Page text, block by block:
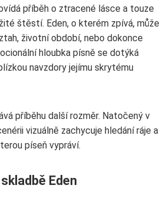
příběh o ztracené lásce a touze
štěstí. Eden, o kterém zpívá, může
životní období, nebo dokonce
hloubka písně se dotýká
navzdory jejímu skrytému
příběhu další rozměr. Natočený v
vizuálně zachycuje hledání ráje a
píseň vypráví.
Eden